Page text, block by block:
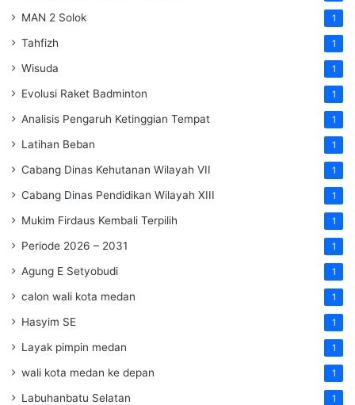
MAN 2 Solok 1
Tahfizh 1
Wisuda 1
Evolusi Raket Badminton 1
Analisis Pengaruh Ketinggian Tempat 1
Latihan Beban 1
Cabang Dinas Kehutanan Wilayah VII 1
Cabang Dinas Pendidikan Wilayah XIII 1
Mukim Firdaus Kembali Terpilih 1
Periode 2026 – 2031 1
Agung E Setyobudi 1
calon wali kota medan 1
Hasyim SE 1
Layak pimpin medan 1
wali kota medan ke depan 1
Labuhanbatu Selatan 1